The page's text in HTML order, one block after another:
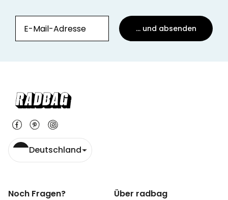
... und absenden
Deutschland
Noch Fragen? Über radbag